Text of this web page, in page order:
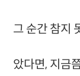
그 순간 참지
았다면, 지금